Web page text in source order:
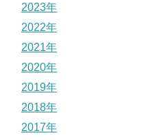
2023年
2022年
2021年
2020年
2019年
2018年
2017年